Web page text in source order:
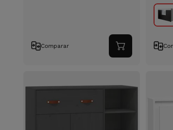
Comparar
Adicionar
ao